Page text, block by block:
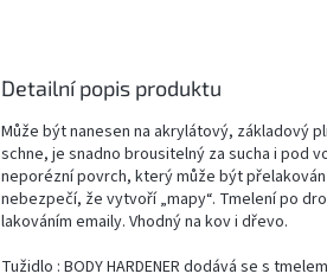
Detailní popis produktu
Může být nanesen na akrylátový, základový
schne, je snadno brousitelný za sucha i pod
neporézní povrch, který může být
nebezpečí, že vytvoří „mapy“. Tmelení po
lakováním emaily. Vhodný na kov i dřevo.
Tužidlo : BODY HARDENER dodává se s